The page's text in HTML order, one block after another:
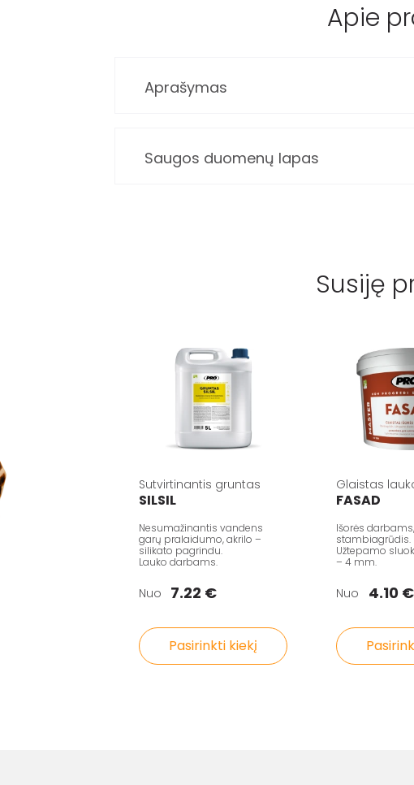
Apie
Aprašymas
Saugos duomenų lapas
Susiję
Sutvirtinantis gruntas
SILSIL
Nesumažinantis vandens
garų pralaidumo, akrilo –
silikato pagrindu.
Lauko darbams.
Nuo 7.22 €
Pasirinkti kiekį
Glaistas
FASAD
Išorės darbams,
stambiagrūdis.
Užtepamo
– 4 mm.
Nuo 4.10 €